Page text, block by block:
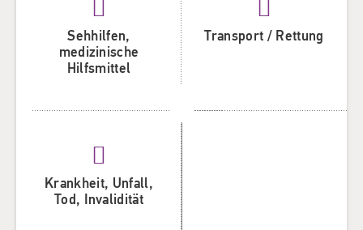
Sehhilfen,
medizinische
Hilfsmittel
Transport / Rettung
Krankheit, Unfall,
Tod, Invalidität